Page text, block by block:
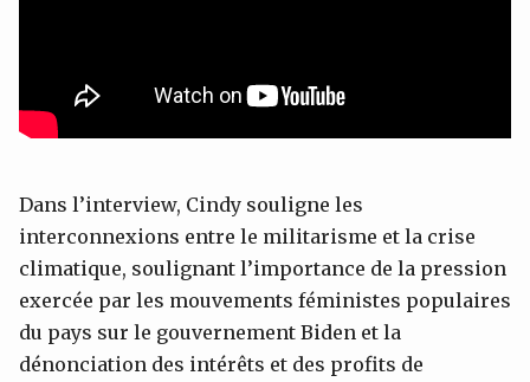
Dans l’interview, Cindy souligne les
interconnexions entre le militarisme et la crise
climatique, soulignant l’importance de la pression
exercée par les mouvements féministes populaires
du pays sur le gouvernement Biden et la
dénonciation des intérêts et des profits de